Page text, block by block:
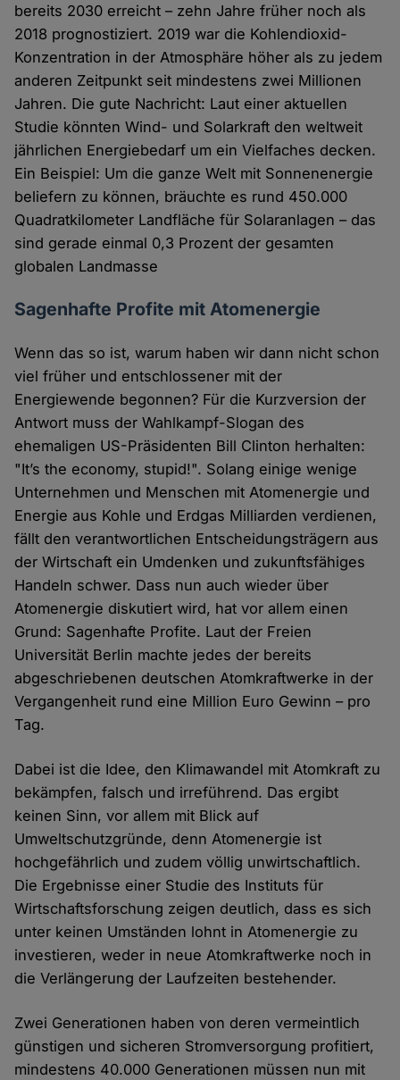
bereits 2030 erreicht – zehn Jahre früher noch als
2018 prognostiziert. 2019 war die Kohlendioxid-
Konzentration in der Atmosphäre höher als zu jedem
anderen Zeitpunkt seit mindestens zwei Millionen
Jahren. Die gute Nachricht: Laut einer aktuellen
Studie könnten Wind- und Solarkraft den weltweit
jährlichen Energiebedarf um ein Vielfaches decken.
Ein Beispiel: Um die ganze Welt mit Sonnenenergie
beliefern zu können, bräuchte es rund 450.000
Quadratkilometer Landfläche für Solaranlagen – das
sind gerade einmal 0,3 Prozent der gesamten
globalen Landmasse
Sagenhafte Profite mit Atomenergie
Wenn das so ist, warum haben wir dann nicht schon
viel früher und entschlossener mit der
Energiewende begonnen? Für die Kurzversion der
Antwort muss der Wahlkampf-Slogan des
ehemaligen US-Präsidenten Bill Clinton herhalten:
"It’s the economy, stupid!". Solang einige wenige
Unternehmen und Menschen mit Atomenergie und
Energie aus Kohle und Erdgas Milliarden verdienen,
fällt den verantwortlichen Entscheidungsträgern aus
der Wirtschaft ein Umdenken und zukunftsfähiges
Handeln schwer. Dass nun auch wieder über
Atomenergie diskutiert wird, hat vor allem einen
Grund: Sagenhafte Profite. Laut der Freien
Universität Berlin machte jedes der bereits
abgeschriebenen deutschen Atomkraftwerke in der
Vergangenheit rund eine Million Euro Gewinn – pro
Tag.
Dabei ist die Idee, den Klimawandel mit Atomkraft zu
bekämpfen, falsch und irreführend. Das ergibt
keinen Sinn, vor allem mit Blick auf
Umweltschutzgründe, denn Atomenergie ist
hochgefährlich und zudem völlig unwirtschaftlich.
Die Ergebnisse einer Studie des Instituts für
Wirtschaftsforschung zeigen deutlich, dass es sich
unter keinen Umständen lohnt in Atomenergie zu
investieren, weder in neue Atomkraftwerke noch in
die Verlängerung der Laufzeiten bestehender.
Zwei Generationen haben von deren vermeintlich
günstigen und sicheren Stromversorgung profitiert,
mindestens 40.000 Generationen müssen nun mit